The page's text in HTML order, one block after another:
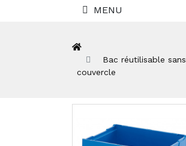
MENU
Bac réutilisable sans
couvercle